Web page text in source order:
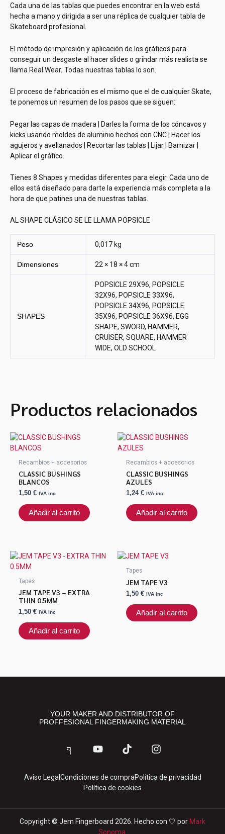
Cada una de las tablas que puedes encontrar en la web está
hecha a mano y dirigida a ser una réplica de cualquier tabla de
Skateboard profesional.
El método de impresión y aplicación de los gráficos para
conseguir un desgaste al hacer slides o grindar más realista se
llama Real Wear; Todas nuestras tablas lo son.
El proceso de fabricación es el mismo que el de cualquier Skate,
te ponemos un resumen de los pasos que se siguen:
Pegar las capas de madera | Darles la forma de los cóncavos y
kicks usando moldes de aluminio hechos con CNC | Hacer los
agujeros y avellanados | Recortar las tablas | Lijar | Barnizar |
Aplicar el gráfico.
Tienes 8 Shapes y medidas diferentes para elegir. Cada uno de
ellos está diseñado para darte la experiencia más completa a la
hora de que patines una de nuestras tablas.
AL SHAPE CLÁSICO SE LE LLAMA POPSICLE
Peso 0,017 kg
Dimensiones 22 × 18 × 4 cm
SHAPES
POPSICLE 29X96, POPSICLE
32X96, POPSICLE 33X96,
POPSICLE 34X96, POPSICLE
35X96, POPSICLE 36X96, EGG
SHAPE, SWORD, HAMMER,
CRUISER, SQUARE, HAMMER
WIDE, OLD SCHOOL
Productos relacionados
Recambios + accesorios
CLASSIC BUSHINGS
BLANCOS
1,50 € IVA inc
Añadir al carrito
Recambios + accesorios
CLASSIC BUSHINGS
AZULES
1,24 € IVA inc
Añadir al carrito
Tapes
JEM TAPE V3 – EXTRA
THIN 0.5MM
1,50 € IVA inc
Añadir al carrito
Tapes
JEM TAPE V3
1,50 € IVA inc
Añadir al carrito
YOUR MAKER AND DISTRIBUTOR OF
PROFFESIONAL FINGERMAKING MATERIAL
k
f
e
b
o
u
b
i
o
k
n
a
a
m
Aviso LegalCondiciones de compraPolítica de privacidad
Política de cookies
Copyright © Jem Fingerboard 2026. Hecho con 🤍 porMark
Sonoma.